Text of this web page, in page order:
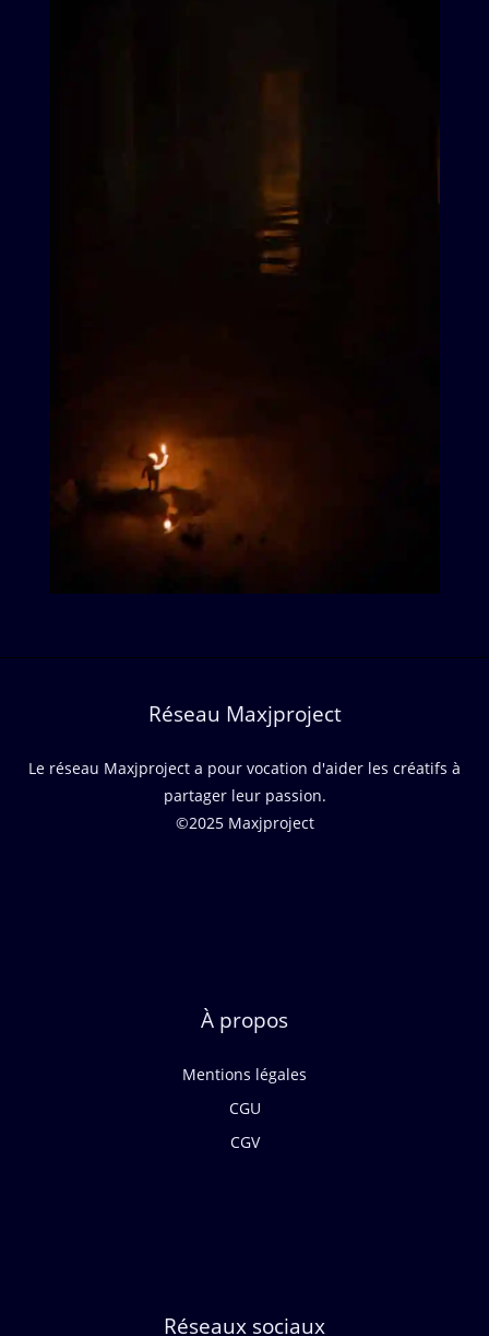
Réseau Maxjproject
Le réseau Maxjproject a pour vocation d'aider les créatifs à
partager leur passion.
©2025 Maxjproject
À propos
Mentions légales
CGU
CGV
Réseaux sociaux